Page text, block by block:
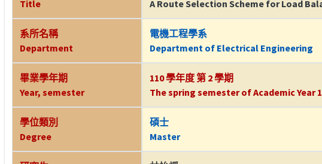
Title
A Route Selection Scheme for Load
系所名稱
Department
電機工程學系
Department of Electrical Engineering
畢業學年期
Year, semester
110 學年度 第 2 學期
The spring semester of Academic Year
學位類別
Degree
碩士
Master